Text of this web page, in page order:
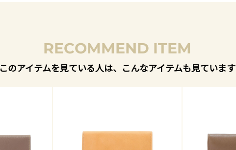
RECOMMEND ITEM
このアイテムを見ている人は、こんなアイテムも見ています